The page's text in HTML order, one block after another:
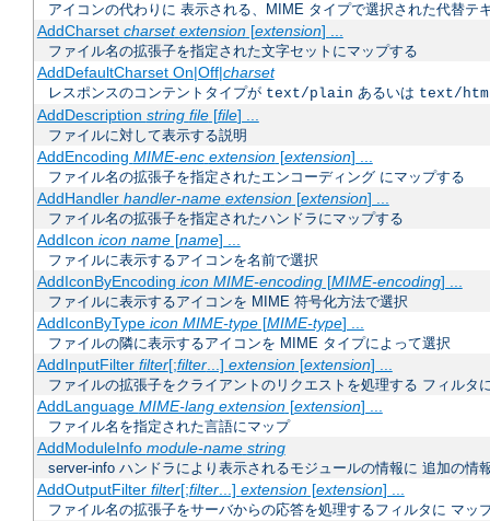
アイコンの代わりに 表示される、MIME タイプで選択された代替テ
AddCharset charset extension[extension] ...
ファイル名の拡張子を指定された文字セットにマップする
AddDefaultCharset On|Off|charset
レスポンスのコンテントタイプが text/plain あるいは text/
AddDescription string file[file] ...
ファイルに対して表示する説明
AddEncoding MIME-enc extension[extension] ...
ファイル名の拡張子を指定されたエンコーディング にマップする
AddHandler handler-name extension[extension] ...
ファイル名の拡張子を指定されたハンドラにマップする
AddIcon icon name[name] ...
ファイルに表示するアイコンを名前で選択
AddIconByEncoding icon MIME-encoding[MIME-encoding] ...
ファイルに表示するアイコンを MIME 符号化方法で選択
AddIconByType icon MIME-type[MIME-type] ...
ファイルの隣に表示するアイコンを MIME タイプによって選択
AddInputFilter filter[;filter...] extension[extension] ...
ファイルの拡張子をクライアントのリクエストを処理する フィルタ
AddLanguage MIME-lang extension[extension] ...
ファイル名を指定された言語にマップ
AddModuleInfo module-name string
server-info ハンドラにより表示されるモジュールの情報に 追加の情
AddOutputFilter filter[;filter...] extension[extension] ...
ファイル名の拡張子をサーバからの応答を処理するフィルタに マッ